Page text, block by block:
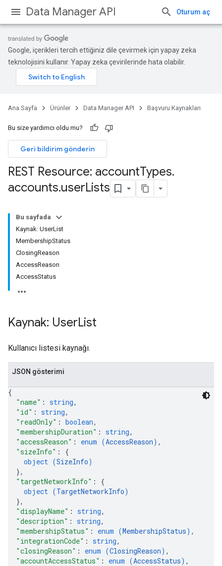
Data Manager API Oturum aç
Google, içerikleri tercih ettiğiniz dile çevirmek için yapay zeka
teknolojisini kullanır. Yapay zeka çevirilerinde hata olabilir.
Ana Sayfa Ürünler Data Manager API Başvuru Kaynakları
Bu size yardımcı oldu mu?
Geri bildirim gönderin
REST Resource: accountTypes.
accounts.userLists
Bu sayfada
Kaynak: UserList
MembershipStatus
ClosingReason
AccessReason
AccessStatus
Kaynak: UserList
Kullanıcı listesi kaynağı.
JSON gösterimi
{
"name" : string,
"id" : string,
"readOnly" : boolean,
"membershipDuration" : string,
"accessReason" : enum (AccessReason) ,
"sizeInfo" : {
object (SizeInfo)
},
"targetNetworkInfo" : {
object (TargetNetworkInfo)
},
"displayName" : string,
"description" : string,
"membershipStatus" : enum (MembershipStatus) ,
"integrationCode" : string,
"closingReason" : enum (ClosingReason) ,
"accountAccessStatus" : enum (AccessStatus) ,